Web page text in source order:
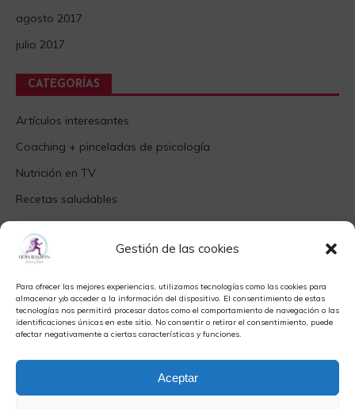
Gestión de las cookies
Para ofrecer las mejores experiencias, utilizamos tecnologías como las cookies para
almacenar y/o acceder a la información del dispositivo. El consentimiento de estas
tecnologías nos permitirá procesar datos como el comportamiento de navegación o las
identificaciones únicas en este sitio. No consentir o retirar el consentimiento, puede
afectar negativamente a ciertas características y funciones.
Aceptar
agosto 2017
julio 2017
CATEGORÍAS
Artículos interesantes
Coaching + pinceladas de psicología
Nutrición en TV
Recetas saludables
SABORES DIFERENTES
Videos TOP
META
Acceder